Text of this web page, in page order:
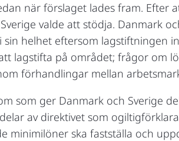
när förslaget lades fram. Efter
valde att stödja. Danmark
helhet eftersom lagstiftningen
lagstifta på området; frågor om
förhandlingar mellan
som ger Danmark och Sverige
av direktivet som
minimilöner ska fastställa och